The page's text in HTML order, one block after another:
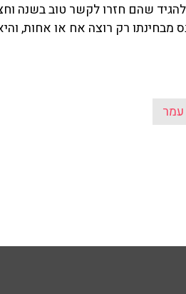
שהם חזרו לקשר טוב בשנה
מבחינתו רק רוצה אח או אחות,